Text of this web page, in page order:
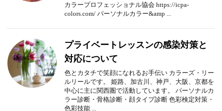
カラープロフェッショナル協会 https://icpa-
colors.com/ パーソナルカラー&amp ...
プライベートレッスンの感染対策と
対応について
色とカタチで笑顔になれるお手伝い カラーズ・リー
ルリールです。 姫路、加古川、神戸、大阪、京都を
中心に主に関西圏で活動しています。 パーソナルカ
ラー診断・骨格診断・顔タイプ診断 色彩検定対策・
色彩技能 ...